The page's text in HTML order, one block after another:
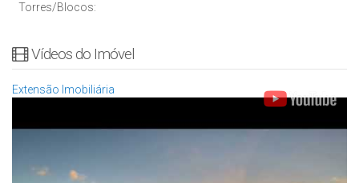
Torres/Blocos:
Vídeos do Imóvel
Extensão Imobiliária